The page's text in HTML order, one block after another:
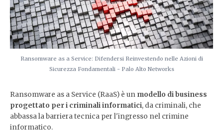
Ransomware as a Service: Difendersi Reinvestendo nelle Azioni di
Sicurezza Fondamentali - Palo Alto Networks
Ransomware as a Service (RaaS) è un modello di business
progettato per i criminali informatici, da criminali, che
abbassa la barriera tecnica per l'ingresso nel crimine
informatico.